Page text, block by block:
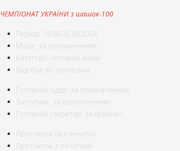
ЧЕМПІОНАТ УКРАЇНИ з шашок-100
Період: 19.08-26.08.2024
Місце: за призначенням
Категорії: чоловіки, жінки
Вид гри: всі програми
Головний суддя: за призначенням
Заступник: за призначенням
Головний секретар: за признач.
Протоколи без печатки
Протоколи з печаткою